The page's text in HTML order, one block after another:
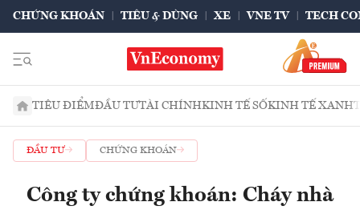
CHỨNG KHOÁN TIÊU & DÙNG XE VNE TV TECH
TIÊU ĐIỂMĐẦU TƯTÀI CHÍNHKINH TẾ SỐKINH TẾ XANH
ĐẦU TƯ CHỨNG KHOÁN
Công ty chứng khoán: Cháy nhà